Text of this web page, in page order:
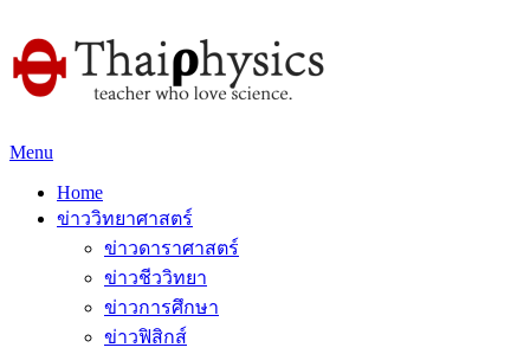
Menu
Home
ข่าววิทยาศาสตร์
ข่าวดาราศาสตร์
ข่าวชีววิทยา
ข่าวการศึกษา
ข่าวฟิสิกส์